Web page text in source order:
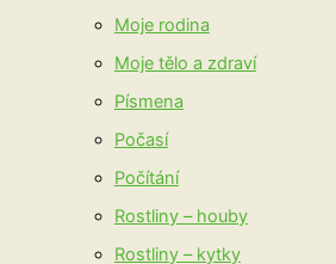
Moje rodina
Moje tělo a zdraví
Písmena
Počasí
Počítání
Rostliny – houby
Rostliny – kytky